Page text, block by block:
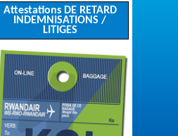
Attestations DE RETARD
INDEMNISATIONS /
LITIGES